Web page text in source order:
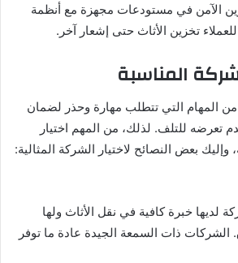
الآمن في مستودعات مجهزة مع أنظمة
تخزين الأثاث حتى إشعار آخر.
المناسبة
من المهام التي تتطلب مهارة وحذر لضمان
تعرضه للتلف. لذلك، من المهم اختيار
بعض النصائح لاختيار الشركة المثالية:
لديها خبرة كافية في نقل الأثاث ولها
ذات السمعة الجيدة عادة ما توفر